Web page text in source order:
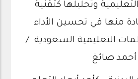
وتحليلها كتقنية
منها في تحسين الأداء
التعليمية السعودية /
أحمد صائغ